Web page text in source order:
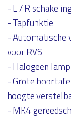
- L / R
- Tapfunktie
- Automatische
voor RVS
- Halogeen lamp
- Grote
hoogte
- MK4